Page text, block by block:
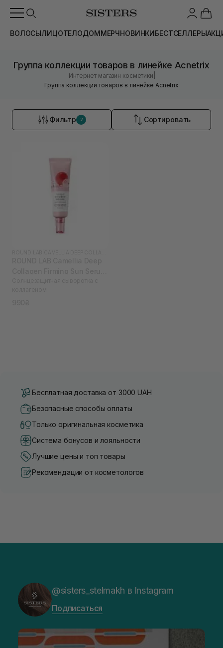
ВОЛОСЫЛИЦОТЕЛОДОММЕРЧНОВИНКИБЕСТСЕЛЛЕРЫ
Группа коллекции товаров в линейке Acnetrix
Интернет магазин косметики
Группа коллекции товаров в линейке Acnetrix
Фильтр 2 Сортировать
Бесплатная доставка от 3000 UAH
Безопасные способы оплаты
Только оригинальная косметика
Система бонусов и лояльности
Лучшие цены и топ товары
Рекомендации от косметологов
@sisters_stelmakh в Instagram
Подписаться